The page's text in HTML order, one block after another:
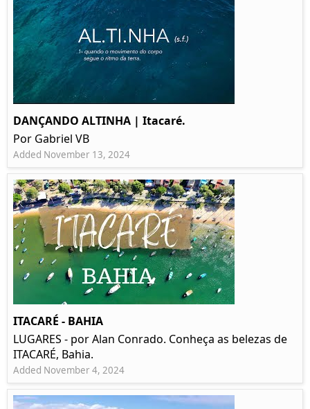
DANÇANDO ALTINHA | Itacaré.
Por Gabriel VB
Added November 13, 2024
ITACARÉ - BAHIA
LUGARES - por Alan Conrado. Conheça as belezas de
ITACARÉ, Bahia.
Added November 4, 2024